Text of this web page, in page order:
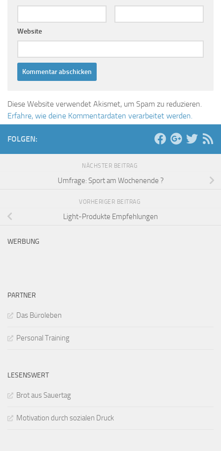
Website
Diese Website verwendet Akismet, um Spam zu reduzieren.
Erfahre, wie deine Kommentardaten verarbeitet werden.
FOLGEN:
NÄCHSTER BEITRAG
Umfrage: Sport am Wochenende ?
VORHERIGER BEITRAG
Light-Produkte Empfehlungen
WERBUNG
PARTNER
Das Büroleben
Personal Training
LESENSWERT
Brot aus Sauertag
Motivation durch sozialen Druck